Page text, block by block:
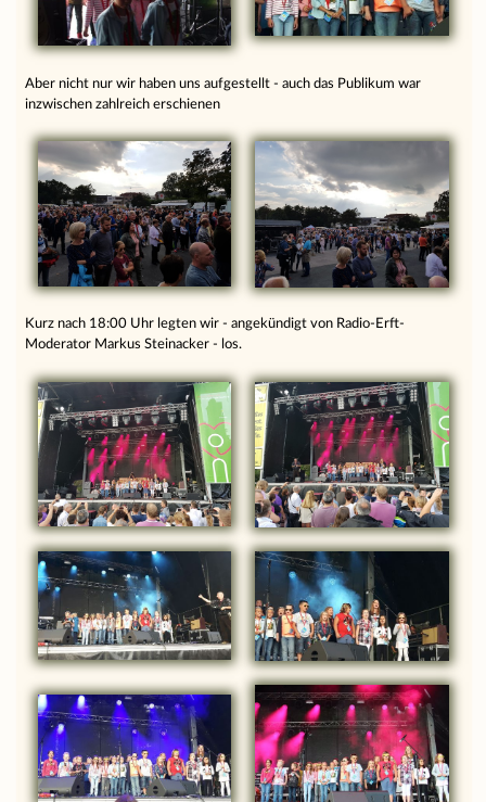
Aber nicht nur wir haben uns aufgestellt - auch das Publikum war
inzwischen zahlreich erschienen
Kurz nach 18:00 Uhr legten wir - angekündigt von Radio-Erft-
Moderator Markus Steinacker - los.